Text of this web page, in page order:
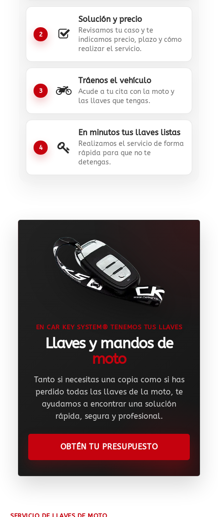
2
Solución y precio
Revisamos tu caso y te
indicamos precio, plazo y cómo
realizar el servicio.
3
Tráenos el vehículo
Acude a tu cita con la moto y
las llaves que tengas.
4
En minutos tus llaves listas
Realizamos el servicio de forma
rápida para que no te
detengas.
EN CAR KEY SYSTEM® TENEMOS TUS LLAVES
Llaves y mandos de
moto
Tanto si necesitas una copia como si has
perdido todas las llaves de la moto, te
ayudamos a encontrar una solución
rápida, segura y profesional.
OBTÉN TU PRESUPUESTO